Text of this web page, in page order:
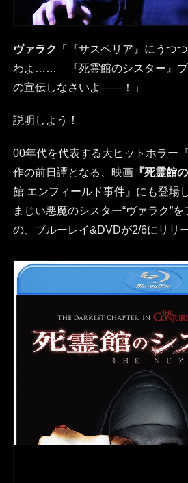
ヴァラク
「『サスペリア』にうつ
わよ…… 『死霊館のシスター』ブ
の宣伝しなさいよ――！」
説明しよう！
00年代を代表する大ヒットホラー
作の前日譚となる、映画『死霊館の
館 エンフィールド事件』にも登場
まじい悪魔のシスター“ヴァラク”
の、ブルーレイ&DVDが2/6にリリ